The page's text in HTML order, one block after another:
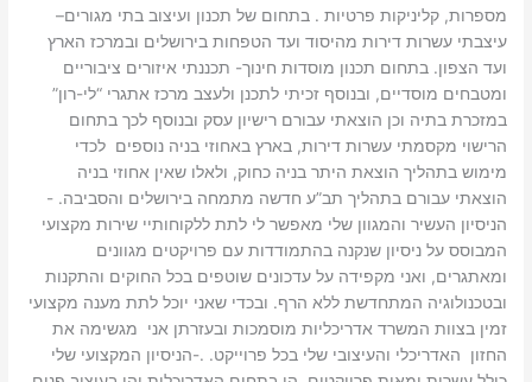
מספרות, קליניקות פרטיות . בתחום של תכנון ועיצוב בתי מגורים–
עיצבתי עשרות דירות מהיסוד ועד הטפחות בירושלים ובמרכז הארץ
ועד הצפון. בתחום תכנון מוסדות חינוך- תכננתי איזורים ציבוריים
ומטבחים מוסדיים, ובנוסף זכיתי לתכנן ולעצב מרכז אתגרי “לי-רון”
במזכרת בתיה וכן הוצאתי עבורם רישיון עסק ובנוסף לכך בתחום
הרישוי מקסמתי עשרות דירות, בארץ באחוזי בניה נוספים לכדי
מימוש בתהליך הוצאת היתר בניה כחוק, ולאלו שאין אחוזי בניה
הוצאתי עבורם בתהליך תב”ע חדשה מתמחה בירושלים והסביבה. -
הניסיון העשיר והמגוון שלי מאפשר לי לתת ללקוחותיי שירות מקצועי
המבוסס על ניסיון שנקנה בהתמודדות עם פרויקטים מגוונים
ומאתגרים, ואני מקפידה על עדכונים שוטפים בכל החוקים והתקנות
ובטכנולוגיה המתחדשת ללא הרף. ובכדי שאני יוכל לתת מענה מקצועי
זמין בצוות המשרד אדריכליות מוסמכות ובעזרתן אני מגשימה את
החזון האדריכלי והעיצובי שלי בכל פרוייקט. .-הניסיון המקצועי שלי